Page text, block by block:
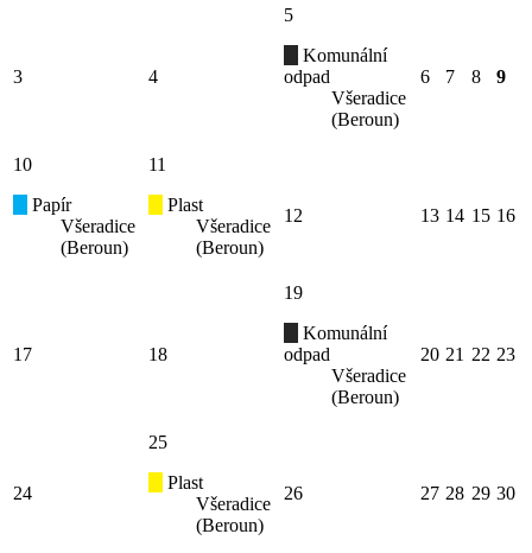
3 4
5
Komunální
odpad
Všeradice
(Beroun)
6 7 8 9
10
Papír
Všeradice
(Beroun)
11
Plast
Všeradice
(Beroun)
12 13 14 15 16
17 18
19
Komunální
odpad
Všeradice
(Beroun)
20 21 22 23
24
25
Plast
Všeradice
(Beroun)
26 27 28 29 30